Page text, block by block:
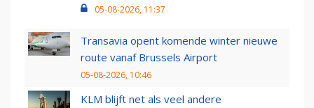
05-08-2026, 11:37
Transavia opent komende winter nieuwe
route vanaf Brussels Airport
05-08-2026, 10:46
KLM blijft net als veel andere